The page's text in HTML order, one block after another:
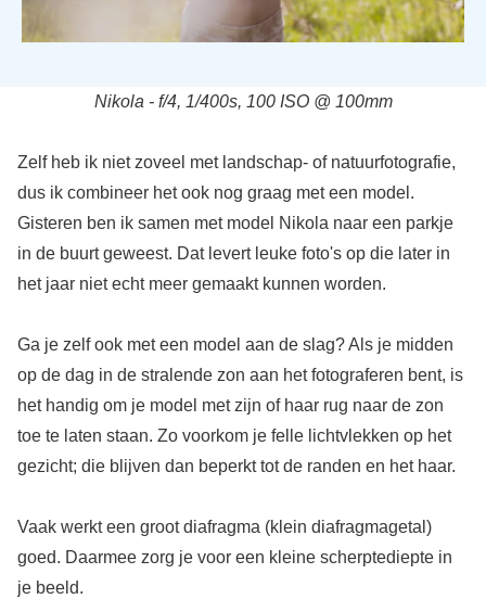
Nikola - f/4, 1/400s, 100 ISO @ 100mm
Zelf heb ik niet zoveel met landschap- of natuurfotografie,
dus ik combineer het ook nog graag met een model.
Gisteren ben ik samen met model Nikola naar een parkje
in de buurt geweest. Dat levert leuke foto's op die later in
het jaar niet echt meer gemaakt kunnen worden.
Ga je zelf ook met een model aan de slag? Als je midden
op de dag in de stralende zon aan het fotograferen bent, is
het handig om je model met zijn of haar rug naar de zon
toe te laten staan. Zo voorkom je felle lichtvlekken op het
gezicht; die blijven dan beperkt tot de randen en het haar.
Vaak werkt een groot diafragma (klein diafragmagetal)
goed. Daarmee zorg je voor een kleine scherptediepte in
je beeld.